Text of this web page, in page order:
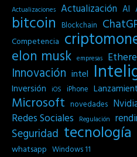
Actualizaciones Actualización AI
bitcoin Blockchain
Competencia
elon musk empresas
Innovación intel
Inversión iOS iPhone
Microsoft novedades
Redes Sociales
Regulación
Seguridad tecnología
whatsapp Windows 11